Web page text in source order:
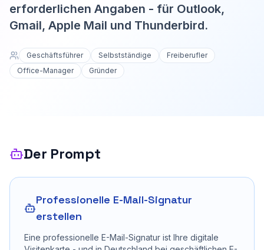
erforderlichen Angaben - für Outlook,
Gmail, Apple Mail und Thunderbird.
Geschäftsführer Selbstständige
Freiberufler
Office-Manager
Gründer
Der Prompt
Professionelle E-Mail-Signatur
erstellen
Eine professionelle E-Mail-Signatur ist Ihre digitale